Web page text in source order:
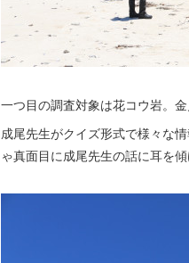
一つ目の調査対象は花コウ岩。
成尾先生がクイズ形式で様々な
ゃ真面目に成尾先生の話に耳を傾